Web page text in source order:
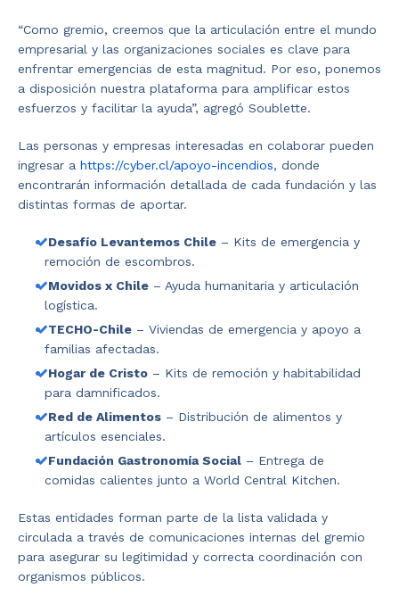
“Como gremio, creemos que la articulación entre el mundo
empresarial y las organizaciones sociales es clave para
enfrentar emergencias de esta magnitud. Por eso, ponemos
a disposición nuestra plataforma para amplificar estos
esfuerzos y facilitar la ayuda”, agregó Soublette.
Las personas y empresas interesadas en colaborar pueden
ingresar a https://cyber.cl/apoyo-incendios, donde
encontrarán información detallada de cada fundación y las
distintas formas de aportar.
Desafío Levantemos Chile – Kits de emergencia y
remoción de escombros.
Movidos x Chile – Ayuda humanitaria y articulación
logística.
TECHO-Chile – Viviendas de emergencia y apoyo a
familias afectadas.
Hogar de Cristo – Kits de remoción y habitabilidad
para damnificados.
Red de Alimentos – Distribución de alimentos y
artículos esenciales.
Fundación Gastronomía Social – Entrega de
comidas calientes junto a World Central Kitchen.
Estas entidades forman parte de la lista validada y
circulada a través de comunicaciones internas del gremio
para asegurar su legitimidad y correcta coordinación con
organismos públicos.